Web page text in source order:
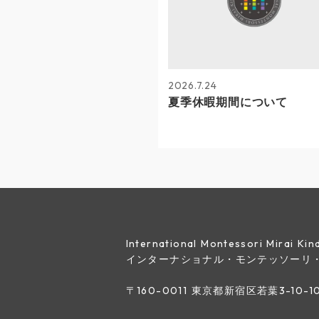
2026.7.24
夏季休暇期間について
International Montessori Mirai
インターナショナル・モンテッソーリ
〒160-0011 東京都新宿区若葉3-10-